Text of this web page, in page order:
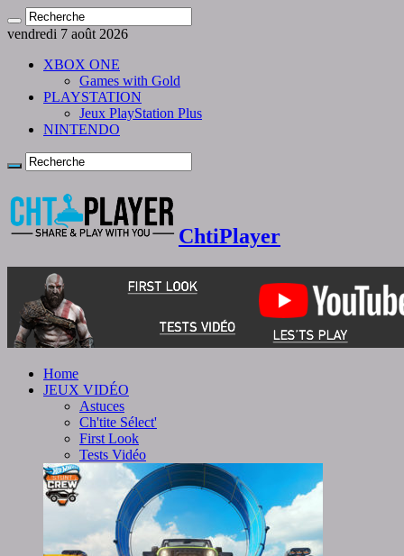
vendredi 7 août 2026
XBOX ONE
Games with Gold
PLAYSTATION
Jeux PlayStation Plus
NINTENDO
ChtiPlayer
Home
JEUX VIDÉO
Astuces
Ch'tite Sélect'
First Look
Tests Vidéo